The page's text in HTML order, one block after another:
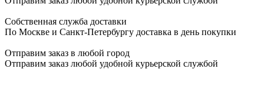
Собственная служба доставки
По Москве и Санкт-Петербургу доставка в день покупки
Отправим заказ в любой город
Отправим заказ любой удобной курьерской службой